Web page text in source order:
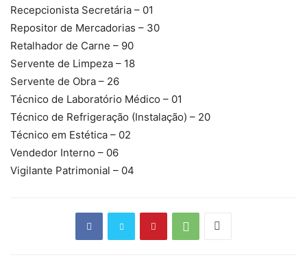
Recepcionista Secretária – 01
Repositor de Mercadorias – 30
Retalhador de Carne – 90
Servente de Limpeza – 18
Servente de Obra – 26
Técnico de Laboratório Médico – 01
Técnico de Refrigeração (Instalação) – 20
Técnico em Estética – 02
Vendedor Interno – 06
Vigilante Patrimonial – 04